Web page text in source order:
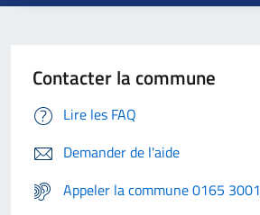
Contacter la commune
Lire les FAQ
Demander de l'aide
Appeler la commune 0165 3001